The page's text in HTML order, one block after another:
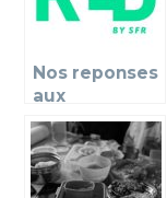
Nos reponses
aux
differentes
questions
posees a
propos de